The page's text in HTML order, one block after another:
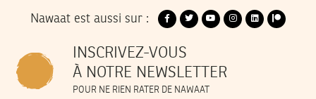
Nawaat est aussi sur :
INSCRIVEZ-VOUS
À NOTRE NEWSLETTER
POUR NE RIEN RATER DE NAWAAT